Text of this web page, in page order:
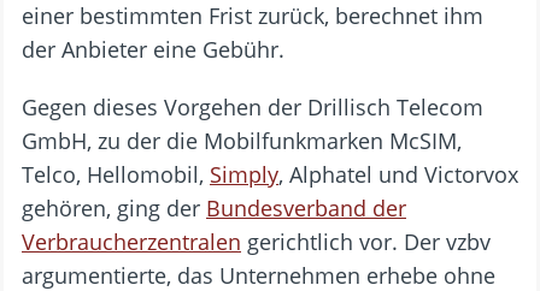
einer bestimmten Frist zurück, berechnet ihm
der Anbieter eine Gebühr.
Gegen dieses Vorgehen der Drillisch Telecom
GmbH, zu der die Mobilfunkmarken McSIM,
Telco, Hellomobil, Simply, Alphatel und Victorvox
gehören, ging der Bundesverband der
Verbraucherzentralen gerichtlich vor. Der vzbv
argumentierte, das Unternehmen erhebe ohne